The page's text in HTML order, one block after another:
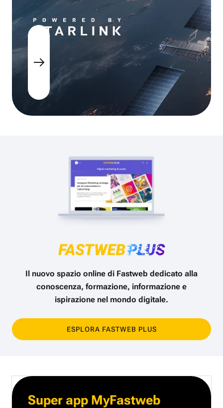
Il nuovo spazio online di Fastweb dedicato alla
conoscenza, formazione, informazione e
ispirazione nel mondo digitale.
ESPLORA FASTWEB PLUS
Super app MyFastweb